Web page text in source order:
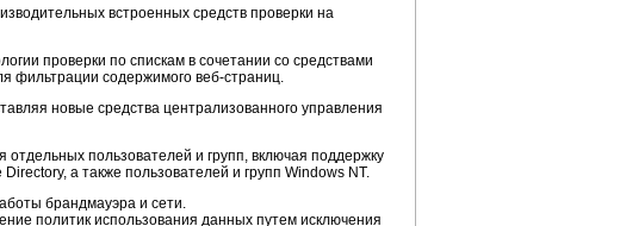
встроенных средств проверки на
проверки по спискам в сочетании со средствами
фильтрации содержимого веб-страниц.
новые средства централизованного управления
пользователей и групп, включая поддержку
а также пользователей и групп Windows NT.
брандмауэра и сети.
политик использования данных путем исключения